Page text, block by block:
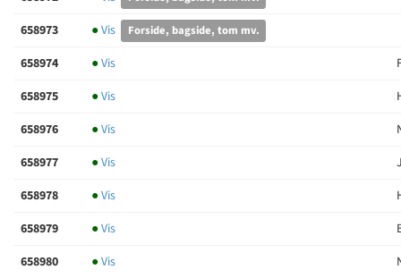
658973 ●Vis Forside, bagside, tom mv.
658974 ●Vis
658975
●Vis
658976
●Vis
658977
●Vis
658978
●Vis
658979
●Vis
658980
●Vis